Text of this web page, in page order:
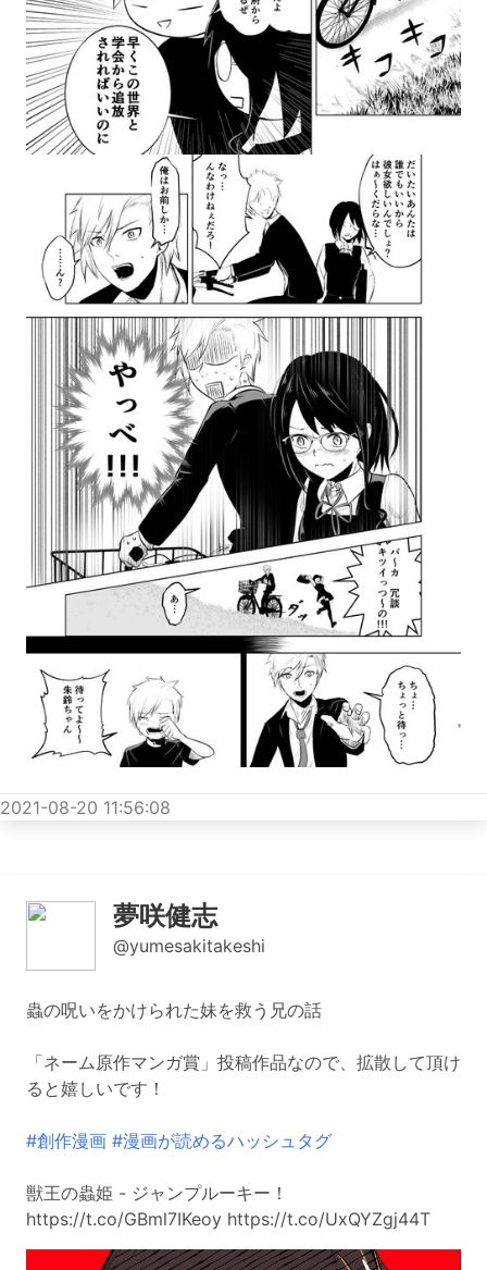
2021-08-20 11:56:08
夢咲健志
@yumesakitakeshi
蟲の呪いをかけられた妹を救う兄の話
「ネーム原作マンガ賞」投稿作品なので、拡散して頂け
ると嬉しいです！
#創作漫画 #漫画が読めるハッシュタグ
獣王の蟲姫 - ジャンプルーキー！
https://t.co/GBml7IKeoy https://t.co/UxQYZgj44T